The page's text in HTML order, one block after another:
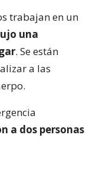
trabajan en un
una
. Se están
a las
a dos personas